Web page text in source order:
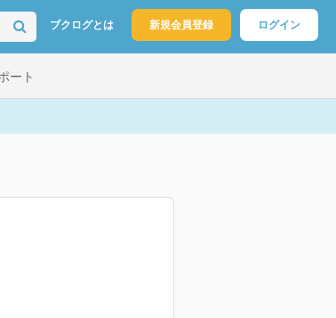
ブクログとは 新規会員登録 ログイン
ート